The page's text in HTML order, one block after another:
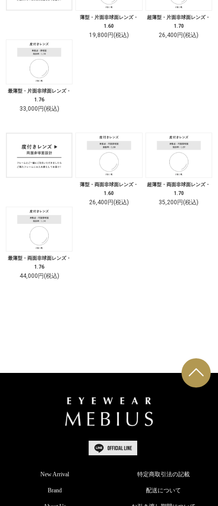
薄型・片面非球面レンズ・
1.60
19,800円(税込)
超薄型・片面非球面レンズ・
1.70
26,400円(税込)
最薄型・片面非球面レンズ・
1.76
33,000円(税込)
薄型・両面非球面レンズ・
1.60
26,400円(税込)
超薄型・両面非球面レンズ・
1.70
35,200円(税込)
最薄型・両面非球面レンズ・
1.76
44,000円(税込)
New Arrival
Brand
特定商取引法の記載
配送について